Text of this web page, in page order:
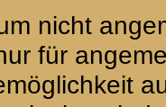
nicht
für